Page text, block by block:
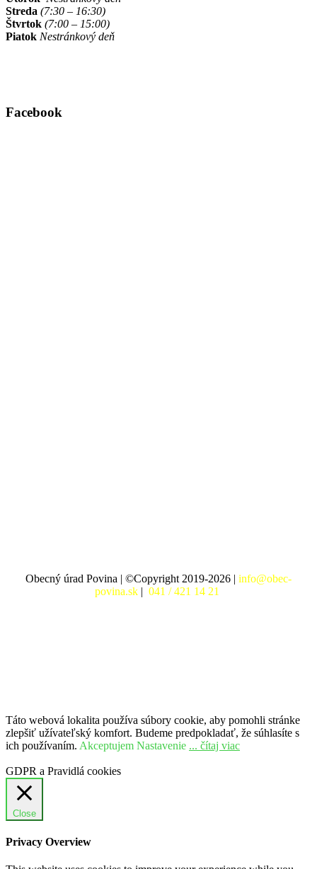
Streda (7:30 – 16:30)
Štvrtok (7:00 – 15:00)
Piatok Nestránkový deň
Facebook
Obecný úrad Povina | ©Copyright 2019-2026 | info@obec-
povina.sk | 041 / 421 14 21
Táto webová lokalita používa súbory cookie, aby pomohli stránke
zlepšiť užívateľský komfort. Budeme predpokladať, že súhlasíte s
ich používaním. Akceptujem Nastavenie ... čítaj viac
GDPR a Pravidlá cookies
Close
Privacy Overview